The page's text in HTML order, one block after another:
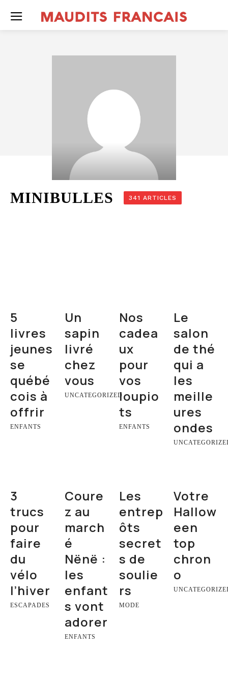
MINIBULLES 341 ARTICLES
5
livres
jeunes
se
québé
cois à
offrir
ENFANTS
Un
sapin
livré
chez
vous
UNCATEGORIZED
Nos
cadea
ux
pour
vos
loupio
ts
ENFANTS
Le
salon
de thé
qui a
les
meille
ures
ondes
3
trucs
pour
faire
du
vélo
l’hiver
ESCAPADES
Coure
z au
march
é
Nënë :
les
enfant
s vont
adorer
ENFANTS
Les
entrep
ôts
secret
s de
soulie
rs
MODE
Votre
Hallow
een
top
chron
o